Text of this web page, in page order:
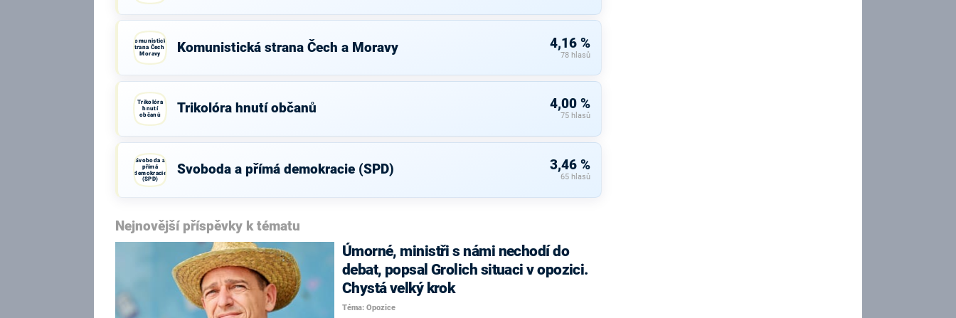
Komunistická
strana Čech a
Moravy
Komunistická strana Čech a Moravy 4,16 %
78 hlasů
Trikolóra
hnutí
občanů
Trikolóra hnutí občanů 4,00 %
75 hlasů
Svoboda a
přímá
demokracie
(SPD)
Svoboda a přímá demokracie (SPD) 3,46 %
65 hlasů
Nejnovější příspěvky k tématu
Úmorné, ministři s námi nechodí do
debat, popsal Grolich situaci v opozici.
Chystá velký krok
Téma: Opozice